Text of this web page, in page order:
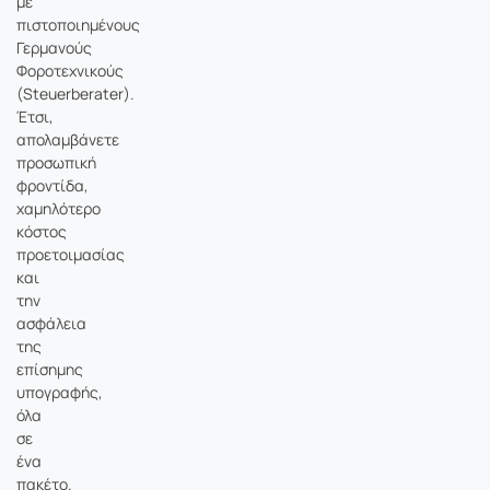
πιστοποιημένους
Γερμανούς
Φοροτεχνικούς
(Steuerberater).
Έτσι,
απολαμβάνετε
προσωπική
φροντίδα,
χαμηλότερο
κόστος
προετοιμασίας
και
την
ασφάλεια
της
επίσημης
υπογραφής,
όλα
σε
ένα
πακέτο.